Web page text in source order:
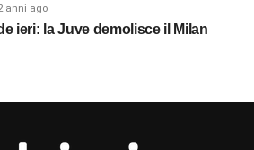
anni ago
ieri: la Juve demolisce il Milan